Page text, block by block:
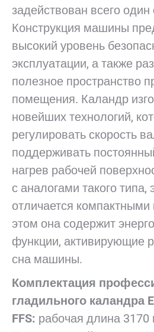
задействован всего один
Конструкция машины
высокий уровень
эксплуатации, а также
полезное пространство
помещения. Каландр
новейших технологий,
регулировать скорость
поддерживать
нагрев рабочей
с аналогами такого типа,
отличается
этом она содержит
функции, активирующие
сна машины.
Комплектация
гладильного каландра
FFS: рабочая длина